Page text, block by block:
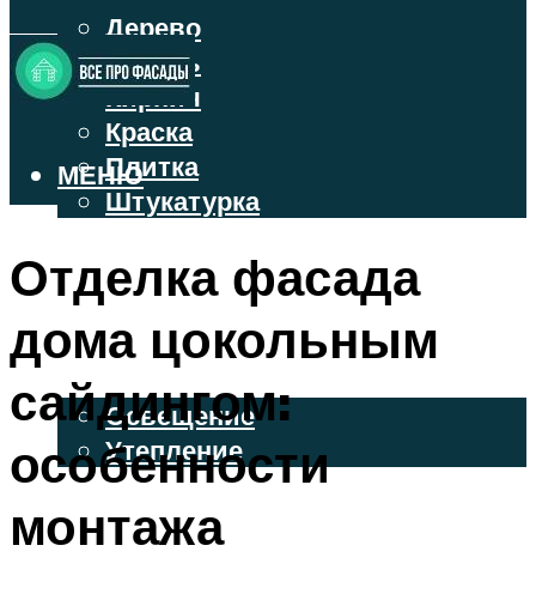
Дерево
Камень
Кирпич
Краска
Плитка
Штукатурка
ФАСАДНЫЙ САЙДИНГ
ОСВЕЩЕНИЕ И УТЕПЛЕНИЕ
Освещение
Утепление
МЕНЮ
Отделка фасада
дома цокольным
сайдингом:
особенности
монтажа